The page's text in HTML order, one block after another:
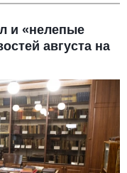
и «нелепые
августа на